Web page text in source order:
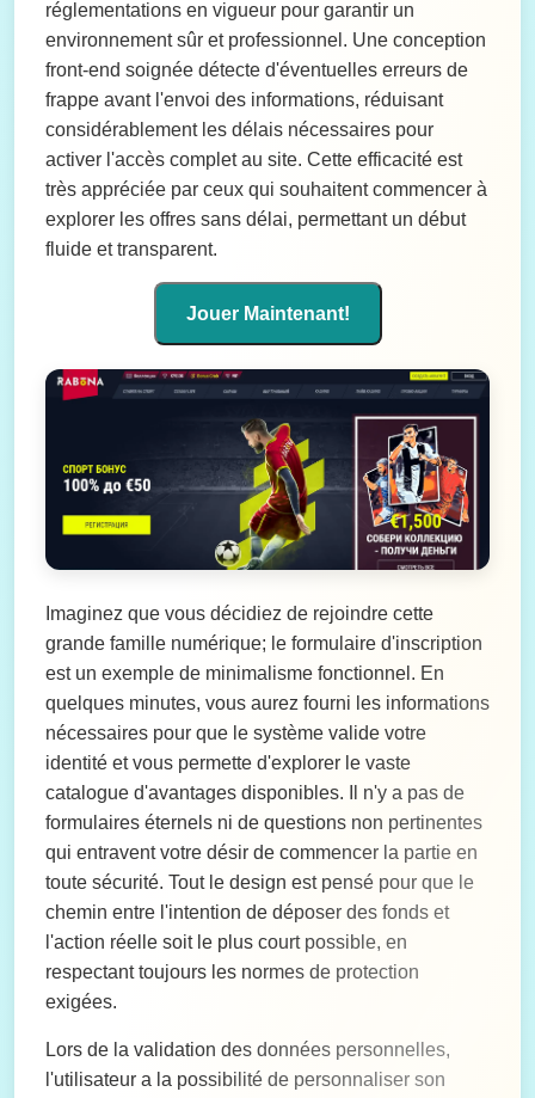
réglementations en vigueur pour garantir un
environnement sûr et professionnel. Une conception
front-end soignée détecte d'éventuelles erreurs de
frappe avant l'envoi des informations, réduisant
considérablement les délais nécessaires pour
activer l'accès complet au site. Cette efficacité est
très appréciée par ceux qui souhaitent commencer à
explorer les offres sans délai, permettant un début
fluide et transparent.
Jouer Maintenant!
Imaginez que vous décidiez de rejoindre cette
grande famille numérique; le formulaire d'inscription
est un exemple de minimalisme fonctionnel. En
quelques minutes, vous aurez fourni les informations
nécessaires pour que le système valide votre
identité et vous permette d'explorer le vaste
catalogue d'avantages disponibles. Il n'y a pas de
formulaires éternels ni de questions non pertinentes
qui entravent votre désir de commencer la partie en
toute sécurité. Tout le design est pensé pour que le
chemin entre l'intention de déposer des fonds et
l'action réelle soit le plus court possible, en
respectant toujours les normes de protection
exigées.
Lors de la validation des données personnelles,
l'utilisateur a la possibilité de personnaliser son